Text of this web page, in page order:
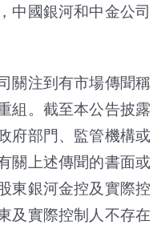
中國銀河和中金公司
關注到有市場傳聞稱
組。截至本公告披露
府部門、監管機構或
關上述傳聞的書面或
東銀河金控及實際控
及實際控制人不存在